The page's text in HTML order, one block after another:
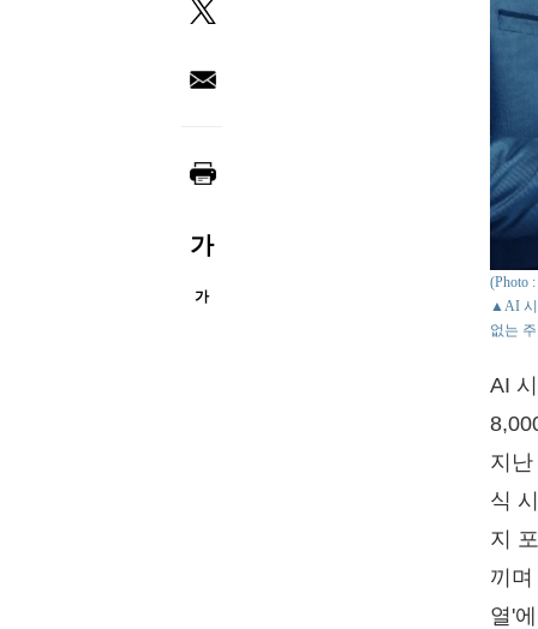
가
가
(Photo
▲AI 시
없는
AI
지
식
지
끼
열'